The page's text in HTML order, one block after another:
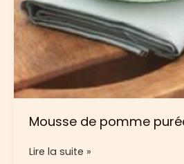
Mousse de pomme
Mousse
Lire la suite »